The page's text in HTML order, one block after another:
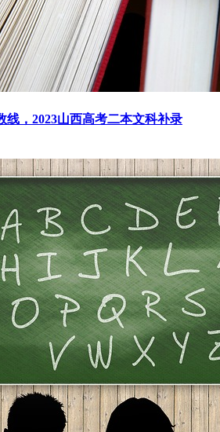
线，2023山西高考二本文科补录